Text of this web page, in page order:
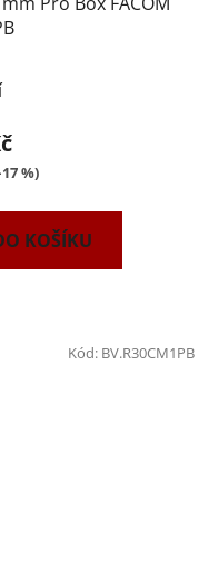
%)
KOŠÍKU
Kód: BV.R30CM1PB